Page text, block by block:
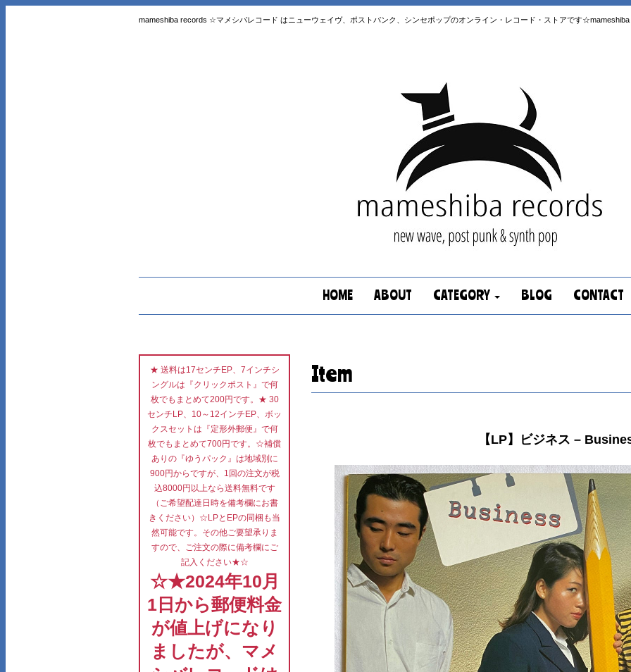
mameshiba records ☆マメシバレコード はニューウェイヴ、ポストパンク、シンセポップのオンライン・レコード・ストアです
HOME ABOUT CATEGORY BLOG CONTACT
Item
【LP】ビジネス ‎–
★ 送料は17センチEP、7インチシ
ングルは『クリックポスト』で何
枚でもまとめて200円です。★ 30
センチLP、10～12インチEP、ボッ
クスセットは『定形外郵便』で何
枚でもまとめて700円です。☆補償
ありの『ゆうパック』は地域別に
900円からですが、1回の注文が税
込8000円以上なら送料無料です
（ご希望配達日時を備考欄にお書
きください）☆LPとEPの同梱も当
然可能です。その他ご要望承りま
すので、ご注文の際に備考欄にご
記入ください★☆
☆★2024年10月
1日から郵便料金
が値上げになり
ましたが、マメ